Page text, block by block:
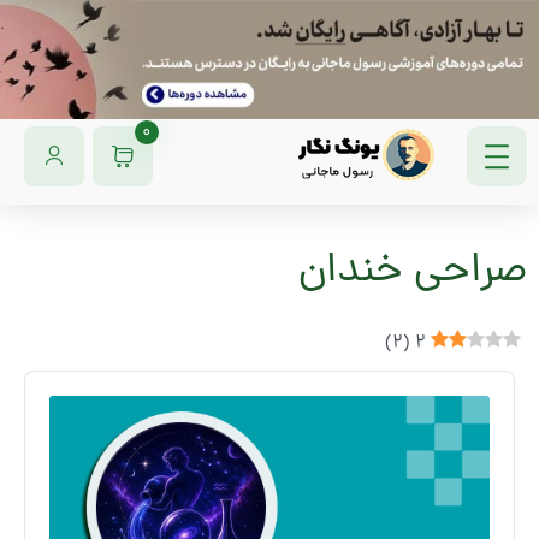
0
صراحی خندان
2
(
2
)
Audio
Player